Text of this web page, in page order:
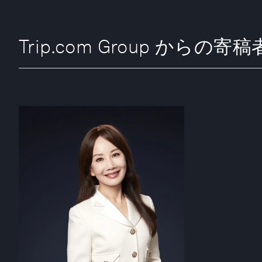
Trip.com Group からの寄稿